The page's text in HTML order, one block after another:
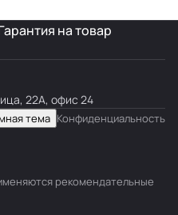
на товар
22А, офис 24
тема Конфиденциальность
рекомендательные